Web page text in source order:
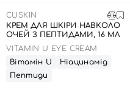
CUSKIN
КРЕМ ДЛЯ ШКІРИ НАВКОЛО
ОЧЕЙ З ПЕПТИДАМИ, 16 МЛ
VITAMIN U EYE CREAM
Вітамін U
Ніацинамід
Пептиди